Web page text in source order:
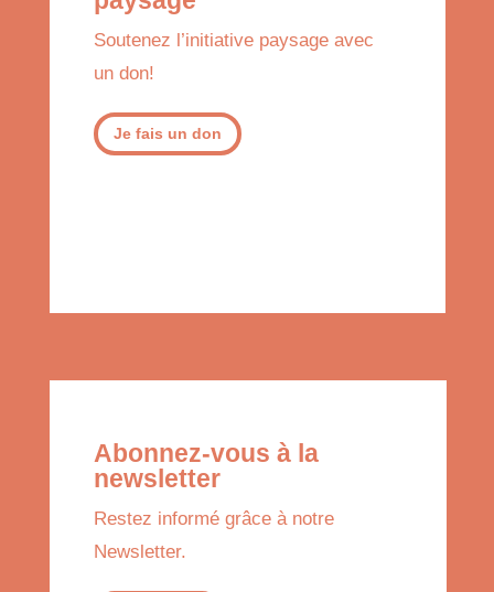
Soutenez l’initiative paysage avec
un don!
Je fais un don
Abonnez-vous à la
newsletter
Restez informé grâce à notre
Newsletter.